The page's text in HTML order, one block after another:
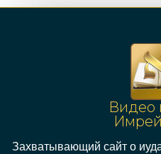
Видео
Захватывающий сайт о